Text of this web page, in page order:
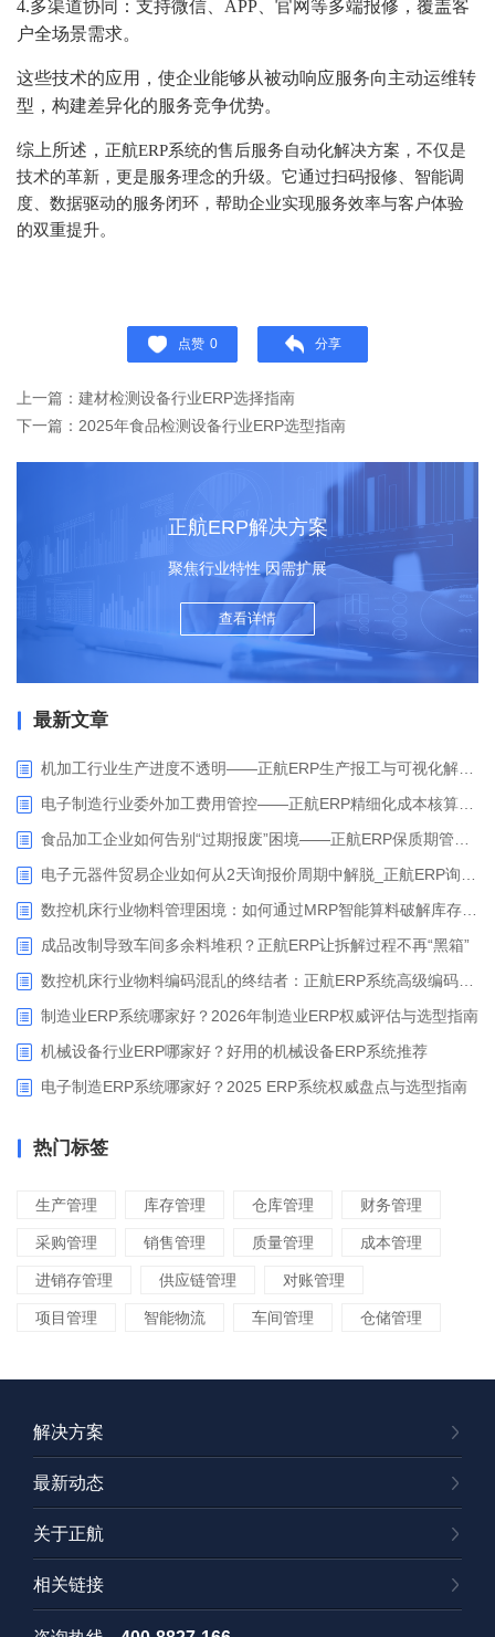
4.多渠道协同：支持微信、APP、官网等多端报修，覆盖客
户全场景需求。
这些技术的应用，使企业能够从被动响应服务向主动运维转
型，构建差异化的服务竞争优势。
综上所述， 正航ERP系统的售后服务自动化解决方案，不仅是
技术的革新，更是服务理念的升级。它通过扫码报修、智能调
度、数据驱动的服务闭环，帮助企业实现服务效率与客户体验
的双重提升。
点赞 0 分享
上一篇：建材检测设备行业ERP选择指南
下一篇：2025年食品检测设备行业ERP选型指南
正航ERP解决方案
聚焦行业特性 因需扩展
查看详情
最新文章
成品改制导致车间多余料堆积？正航ERP让拆解过程不再“黑箱”
制造业ERP系统哪家好？2026年制造业ERP权威评估与选型指南
机械设备行业ERP哪家好？好用的机械设备ERP系统推荐
电子制造ERP系统哪家好？2025 ERP系统权威盘点与选型指南
热门标签
生产管理 库存管理 仓库管理 财务管理
采购管理 销售管理 质量管理 成本管理
进销存管理 供应链管理 对账管理
项目管理 智能物流 车间管理 仓储管理
解决方案
最新动态
关于正航
相关链接